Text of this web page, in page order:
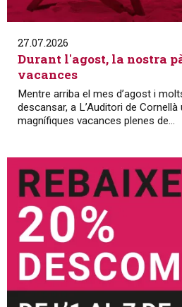
27.07.2026
Durant l'agost, la nostra
vacances
Mentre arriba el mes d’agost i
descansar, a L’Auditori de
magnífiques vacances plenes de...